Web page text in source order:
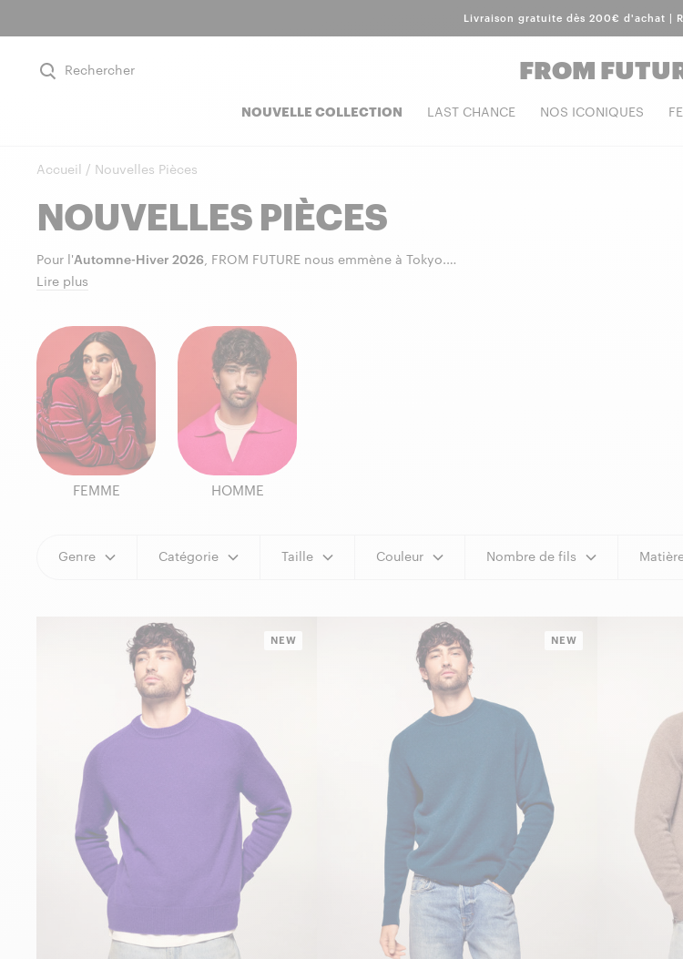
Livraison gratuite dès 200€ d'achat |
Rechercher FROM
NOUVELLE COLLECTION LAST CHANCE NOS ICONIQUES
Accueil / Nouvelles Pièces
NOUVELLES PIÈCES
Pour l'Automne-Hiver 2026, FROM FUTURE nous emmène à Tokyo.
Cette saison,
100% laine mérinos
coton
Lire plus
FEMME HOMME
Genre Catégorie Taille Couleur Nombre de fils
NEW NEW